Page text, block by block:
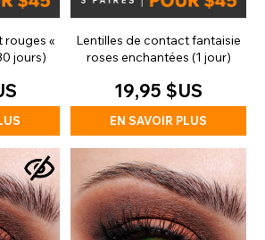
rouges «
jours)
Lentilles de contact fantaisie
roses enchantées (1 jour)
19,95 $US
EN SAVOIR PLUS